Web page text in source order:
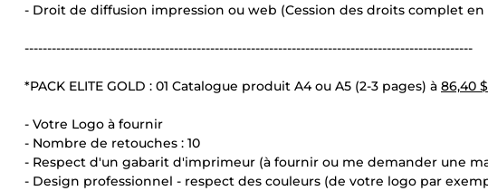
- Droit de diffusion impression ou web (Cession des droits complet
---------------------------------------------------------------------------------------------------
*PACK ELITE GOLD : 01 Catalogue produit A4 ou A5 (2-3 pages) à 86,40
- Votre Logo à fournir
- Nombre de retouches : 10
- Respect d'un gabarit d'imprimeur (à fournir ou me demander une
- Design professionnel - respect des couleurs (de votre logo par